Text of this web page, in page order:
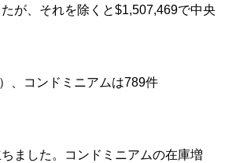
が、それを除くと$1,507,469で中央
、コンドミニアムは789件
ました。コンドミニアムの在庫増